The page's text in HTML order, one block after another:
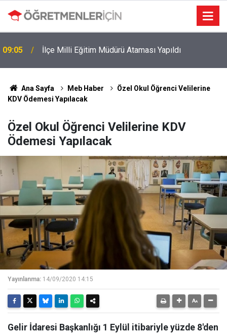
09:05 İlçe Milli Eğitim Müdürü Ataması Yapıldı
MEB e-Kayıt Sonuçları e-Devlet'te: İşte Sorgulama
Ekranı ve Nakil Detayları
Ana Sayfa Meb Haber
Özel Okul Öğrenci Velilerine
KDV Ödemesi Yapılacak
Özel Okul Öğrenci Velilerine KDV
Ödemesi Yapılacak
Yayınlanma: 14/09/2020 14:15
Gelir İdaresi Başkanlığı 1 Eylül itibariyle yüzde 8'den